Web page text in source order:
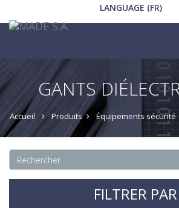
LANGUAGE (FR)
GANTS
Accueil Produits Équipements sécurité
FILTRER PAR